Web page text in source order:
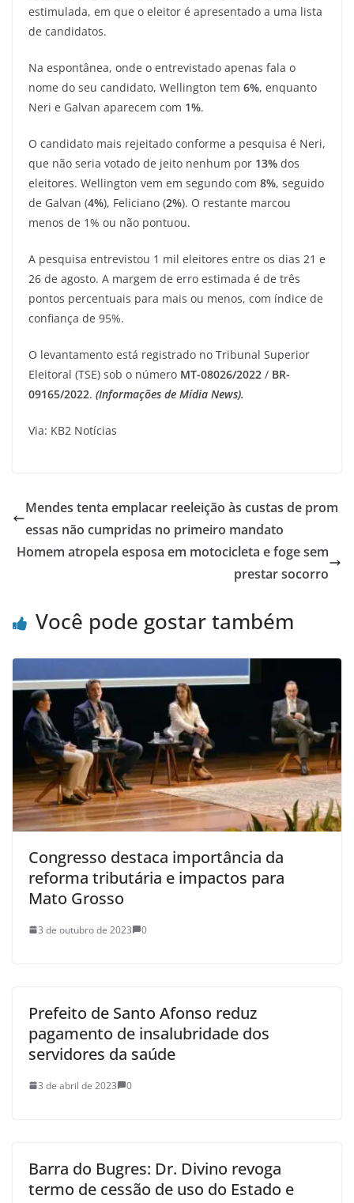
estimulada, em que o eleitor é apresentado a uma lista
de candidatos.
Na espontânea, onde o entrevistado apenas fala o
nome do seu candidato, Wellington tem 6%, enquanto
Neri e Galvan aparecem com 1%.
O candidato mais rejeitado conforme a pesquisa é Neri,
que não seria votado de jeito nenhum por 13% dos
eleitores. Wellington vem em segundo com 8%, seguido
de Galvan (4%), Feliciano (2%). O restante marcou
menos de 1% ou não pontuou.
A pesquisa entrevistou 1 mil eleitores entre os dias 21 e
26 de agosto. A margem de erro estimada é de três
pontos percentuais para mais ou menos, com índice de
confiança de 95%.
O levantamento está registrado no Tribunal Superior
Eleitoral (TSE) sob o número MT-08026/2022 / BR-
09165/2022. (Informações de Mídia News).
Via: KB2 Notícias
Mendes tenta emplacar reeleição às custas de prom
essas não cumpridas no primeiro mandato
Homem atropela esposa em motocicleta e foge sem
prestar socorro
Você pode gostar também
Congresso destaca importância da
reforma tributária e impactos para
Mato Grosso
3 de outubro de 2023 0
Prefeito de Santo Afonso reduz
pagamento de insalubridade dos
servidores da saúde
3 de abril de 2023 0
Barra do Bugres: Dr. Divino revoga
termo de cessão de uso do Estado e